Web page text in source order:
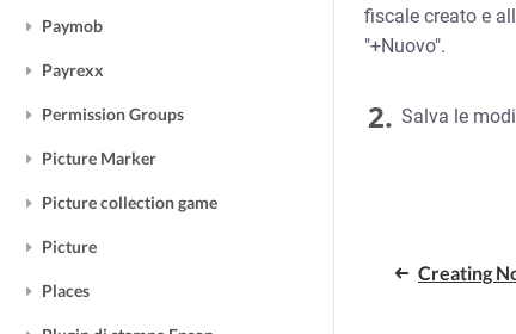
Paymob
Payrexx
Permission Groups
Picture Marker
Picture collection game
Picture
Places
fiscale creato e
"+Nuovo".
2. Salva le
Creating